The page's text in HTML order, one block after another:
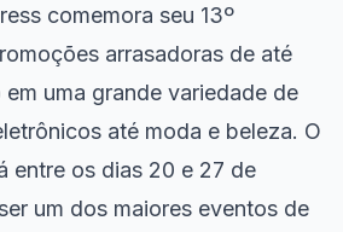
comemora seu 13º
arrasadoras de até
uma grande variedade de
até moda e beleza. O
entre os dias 20 e 27 de
um dos maiores eventos de